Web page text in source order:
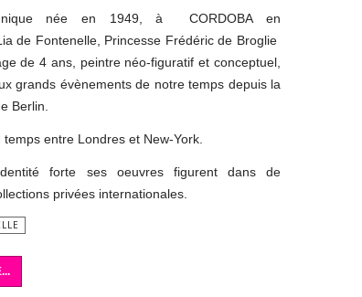
née en 1949, à CORDOBA en
de Fontenelle, Princesse Frédéric de Broglie
de 4 ans, peintre néo-figuratif et conceptuel,
grands évènements de notre temps depuis la
Berlin.
entre Londres et New-York.
forte ses oeuvres figurent dans de
privées internationales.